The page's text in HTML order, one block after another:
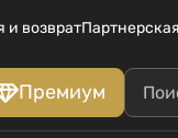
и возврат
Премиум